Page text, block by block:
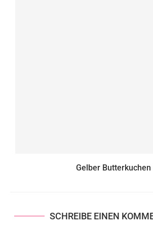
Gelber Butterkuchen
SCHREIBE EINEN